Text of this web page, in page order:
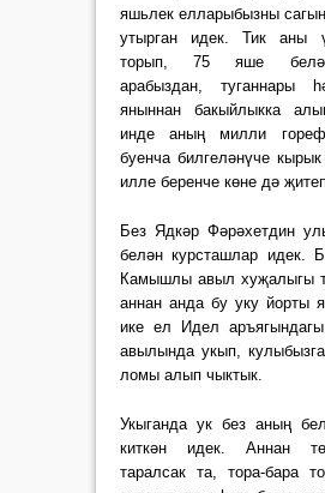
яшьлек елларыбызны
утырган идек. Тик аны
торып, 75 яше белән
арабыздан, туганнары
яныннан бакыйлыкка
инде аның милли гореф-
буенча билгеләнүче
илле беренче көне дә
Без Ядкәр Фәрәхетдин
белән курсташлар идек.
Камышлы авыл хуҗалыгы
аннан анда бу уку йорты
ике ел Идел
авылында укып,
ломы алып чыктык.
Укыганда ук без аның
киткән идек. Аннан
таралсак та, тора-бара